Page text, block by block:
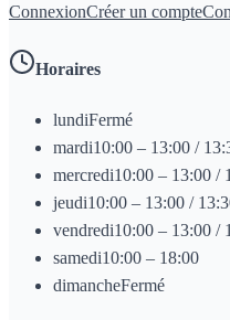
ConnexionCréer un compte
Horaires
lundiFermé
mardi10:00 – 13:00 /
mercredi10:00 – 13:00 /
jeudi10:00 – 13:00 /
vendredi10:00 – 13:00 /
samedi10:00 – 18:00
dimancheFermé